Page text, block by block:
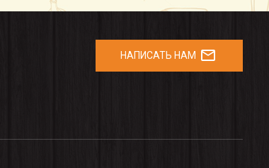
НАПИСАТЬ НАМ mail_outline